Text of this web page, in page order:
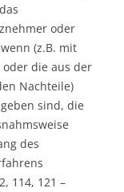
oder
(z.B. mit
die aus der
Nachteile)
sind, die
des
114, 121 –